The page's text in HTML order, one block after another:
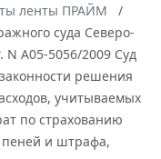
ленты ПРАЙМ
суда Северо-
N А05-5056/2009 Суд
решения
учитываемых
по страхованию
пеней и штрафа,